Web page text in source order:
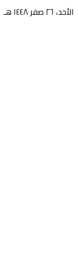
الأحد، ٢٦ صفر ١٤٤٨ هـ